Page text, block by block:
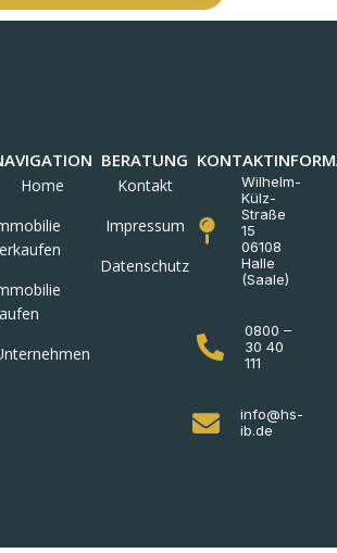
Home
BERATUNG
Kontakt
Impressum
Datenschutz
Wilhelm-
Külz-
Straße
15
06108
Halle
(Saale)
0800 –
30 40
111
info@hs-
ib.de